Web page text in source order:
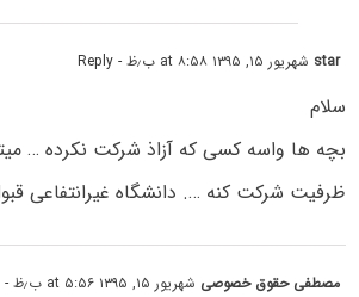
star شهریور ۱۵, ۱۳۹۵ at ۸:۵۸ ب٫ظ - Reply
سلام
بچه ها واسه کسی که آزاذ شرکت نکرده …
ظرفیت شرکت کنه …. دانشگاه غیرانتفاعی
مصطفی حقوق خصوصی شهریور ۱۵, ۱۳۹۵ at ۵:۵۶ ب٫ظ - Reply